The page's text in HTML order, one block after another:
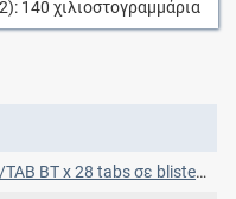
140 χιλιοστογραμμάρια
tabs σε blister (OPA/AL/PVC-AL)